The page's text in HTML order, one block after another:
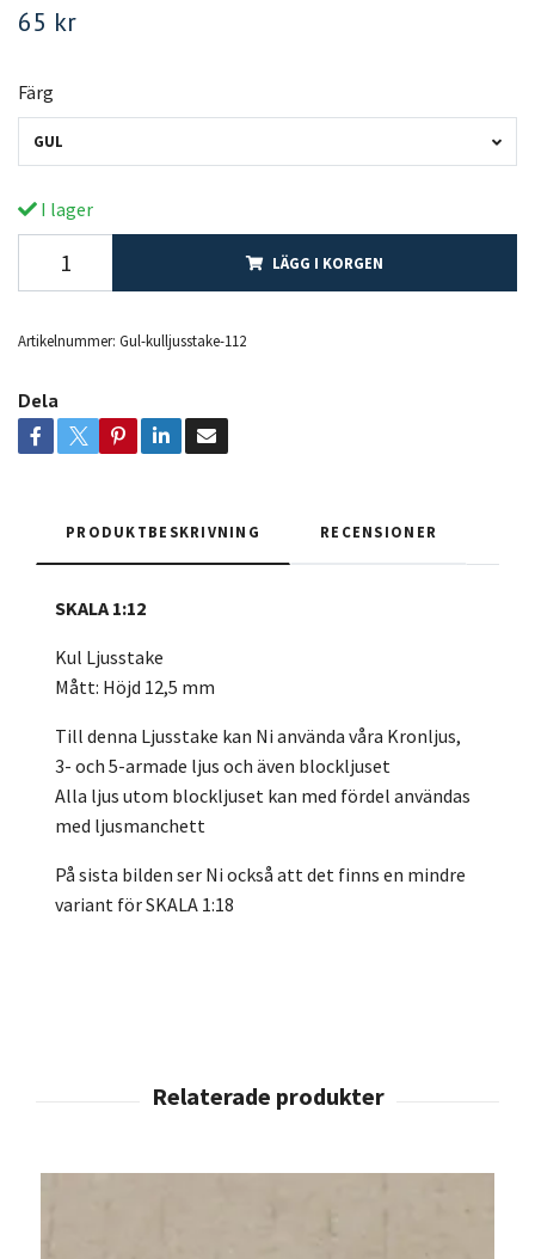
65 kr
Färg
GUL
I lager
LÄGG I KORGEN
Artikelnummer: Gul-kulljusstake-112
Dela
PRODUKTBESKRIVNING RECENSIONER
SKALA 1:12
Kul Ljusstake
Mått: Höjd 12,5 mm
Till denna Ljusstake kan Ni använda våra Kronljus,
3- och 5-armade ljus och även blockljuset
Alla ljus utom blockljuset kan med fördel användas
med ljusmanchett
På sista bilden ser Ni också att det finns en mindre
variant för SKALA 1:18